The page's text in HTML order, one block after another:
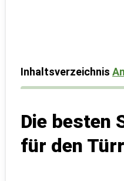
Inhaltsverzeichnis
Die besten
für den